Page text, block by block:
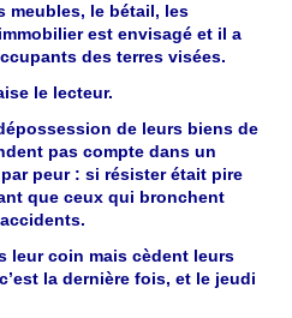
meubles, le bétail, les
est envisagé et il a
des terres visées.
le lecteur.
de leurs biens de
pas compte dans un
peur : si résister était pire
que ceux qui bronchent
leur coin mais cèdent leurs
la dernière fois, et le jeudi